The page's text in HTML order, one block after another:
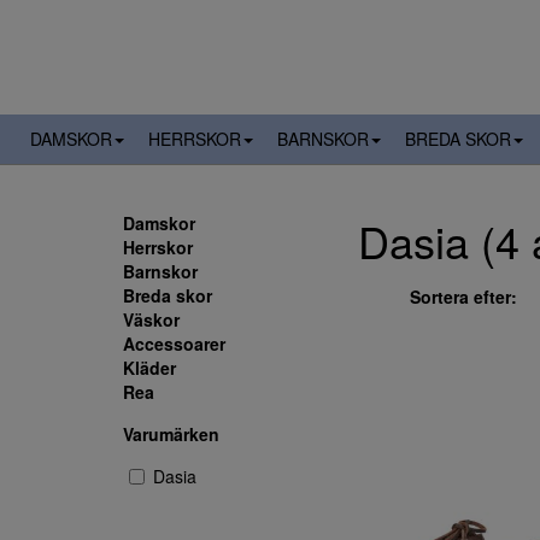
DAMSKOR HERRSKOR BARNSKOR BREDA SKOR
Damskor
Herrskor
Barnskor
Breda skor
Väskor
Accessoarer
Kläder
Rea
Varumärken
Dasia
Dasia (4
Sortera efter: